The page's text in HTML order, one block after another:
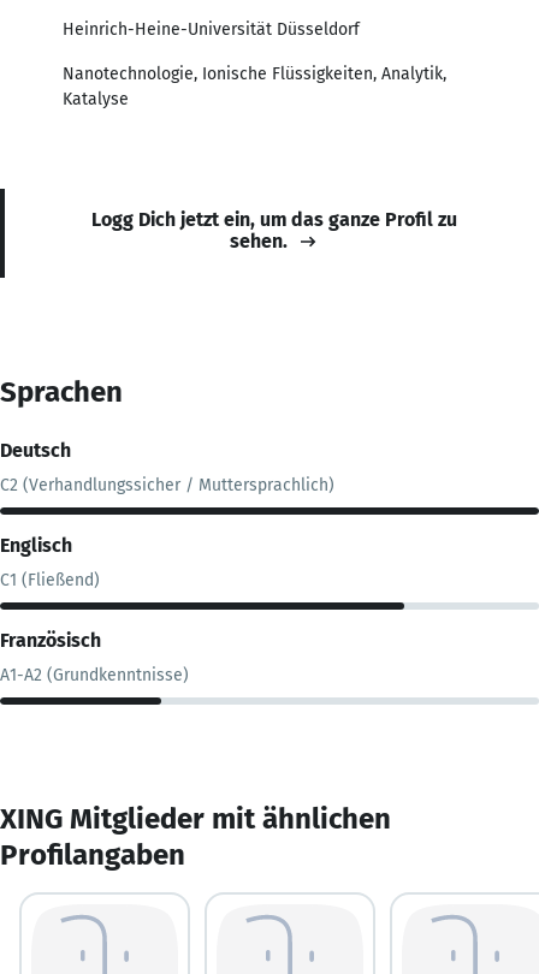
Heinrich-Heine-Universität Düsseldorf
Nanotechnologie, Ionische Flüssigkeiten, Analytik,
Katalyse
Logg Dich jetzt ein, um das ganze Profil zu
sehen.
Sprachen
Deutsch
C2 (Verhandlungssicher / Muttersprachlich)
Englisch
C1 (Fließend)
Französisch
A1-A2 (Grundkenntnisse)
XING Mitglieder mit ähnlichen
Profilangaben